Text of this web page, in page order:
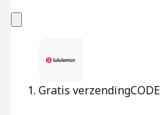
Gratis verzendingCODE